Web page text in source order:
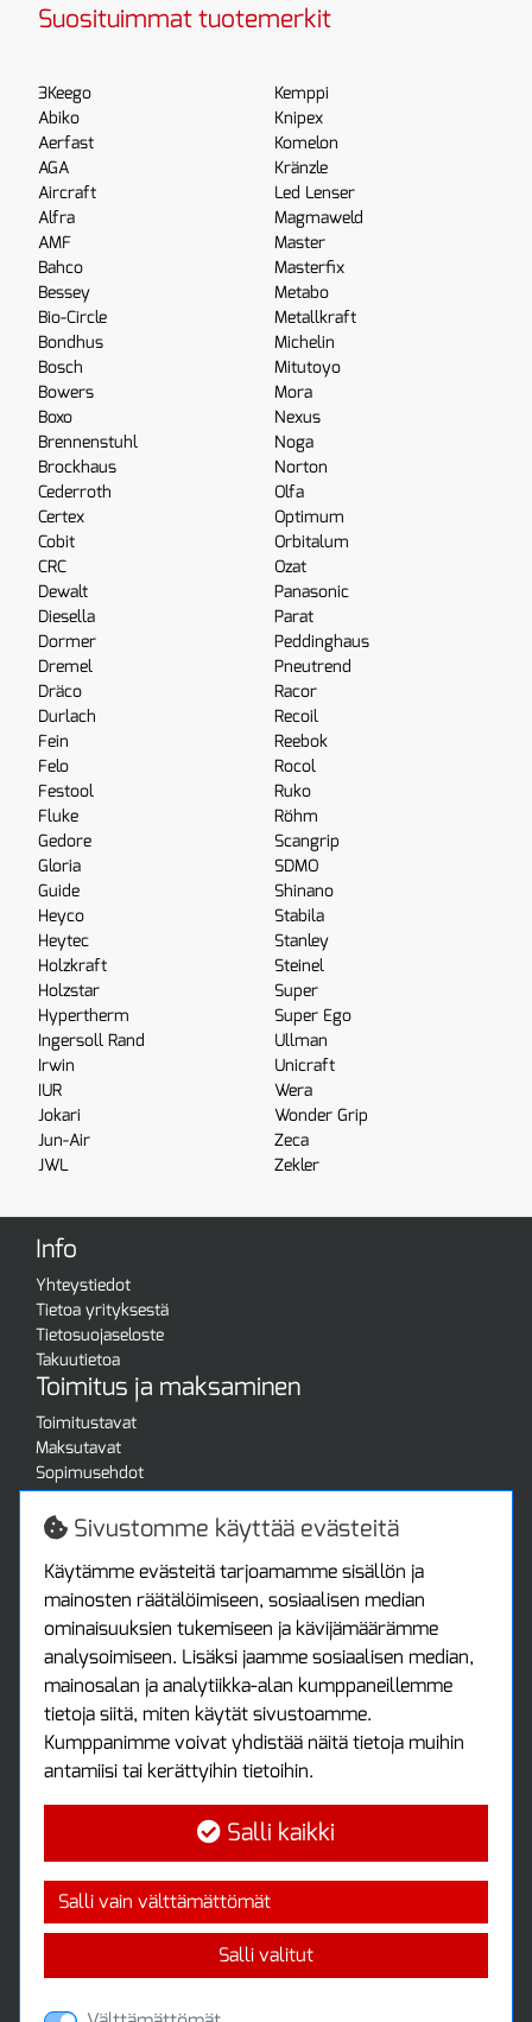
Suosituimmat tuotemerkit
3Keego
Abiko
Aerfast
AGA
Aircraft
Alfra
AMF
Bahco
Bessey
Bio-Circle
Bondhus
Bosch
Bowers
Boxo
Brennenstuhl
Brockhaus
Cederroth
Certex
Cobit
CRC
Dewalt
Diesella
Dormer
Dremel
Dräco
Durlach
Fein
Felo
Festool
Fluke
Gedore
Gloria
Guide
Heyco
Heytec
Holzkraft
Holzstar
Hypertherm
Ingersoll Rand
Irwin
IUR
Jokari
Jun-Air
JWL
Kemppi
Knipex
Komelon
Kränzle
Led Lenser
Magmaweld
Master
Masterfix
Metabo
Metallkraft
Michelin
Mitutoyo
Mora
Nexus
Noga
Norton
Olfa
Optimum
Orbitalum
Ozat
Panasonic
Parat
Peddinghaus
Pneutrend
Racor
Recoil
Reebok
Rocol
Ruko
Röhm
Scangrip
SDMO
Shinano
Stabila
Stanley
Steinel
Super
Super Ego
Ullman
Unicraft
Wera
Wonder Grip
Zeca
Zekler
Info
Yhteystiedot
Tietoa yrityksestä
Tietosuojaseloste
Takuutietoa
Toimitus ja maksaminen
Toimitustavat
Maksutavat
Sopimusehdot
Turvallista ostamista
Jälleenmyyjille
Tax free / verovapaa myynti
Asiakastilini
Asiakastili
Luo tili
Kirjaudu sisään
Ota yhteyttä
Protools Oy
Tuottajankatu 13
Uutiskirje
Tilaa maksuton uutiskirjeemme
Sivustomme käyttää evästeitä
Käytämme evästeitä tarjoamamme sisällön ja
mainosten räätälöimiseen, sosiaalisen median
ominaisuuksien tukemiseen ja kävijämäärämme
analysoimiseen. Lisäksi jaamme sosiaalisen median,
mainosalan ja analytiikka-alan kumppaneillemme
tietoja siitä, miten käytät sivustoamme.
Kumppanimme voivat yhdistää näitä tietoja muihin
antamiisi tai kerättyihin tietoihin.
Salli kaikki
Salli vain välttämättömät
Salli valitut